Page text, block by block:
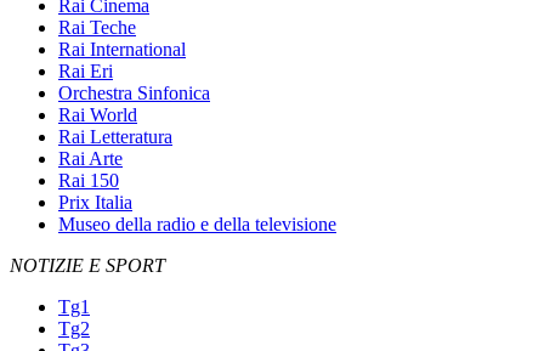
Rai Cinema
Rai Teche
Rai International
Rai Eri
Orchestra Sinfonica
Rai World
Rai Letteratura
Rai Arte
Rai 150
Prix Italia
Museo della radio e della televisione
NOTIZIE E SPORT
Tg1
Tg2